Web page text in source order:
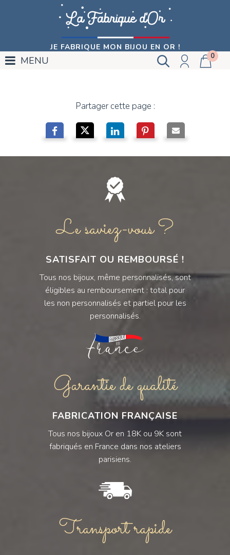
JE FABRIQUE MON BIJOU EN OR !
0
MENU
Partager cette page :
Le saviez-vous ?
SATISFAIT OU REMBOURSÉ !
Tous nos bijoux, même personnalisés, sont
éligibles au remboursement : total pour
les non personnalisés et partiel pour les
personnalisés.
Garantie de qualité
FABRICATION FRANÇAISE
Tous nos bijoux Or en 18K ou 9K sont
fabriqués en France dans nos ateliers
parisiens.
Transport rapide